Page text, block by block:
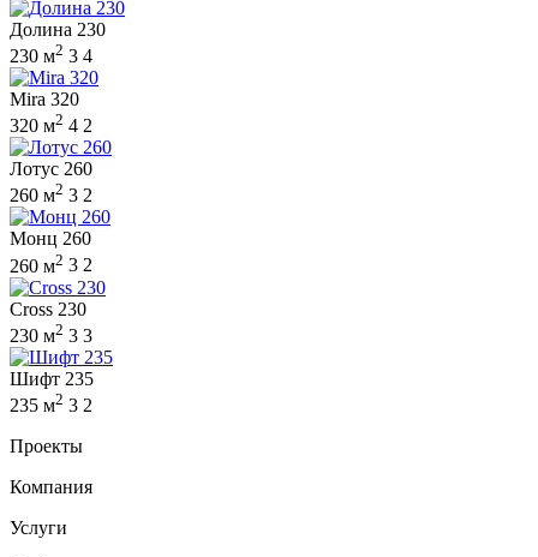
Долина 230
230 м2 3 4
Mira 320
320 м2 4 2
Лотус 260
260 м2 3 2
Монц 260
260 м2 3 2
Cross 230
230 м2 3 3
Шифт 235
235 м2 3 2
Проекты
Компания
Услуги